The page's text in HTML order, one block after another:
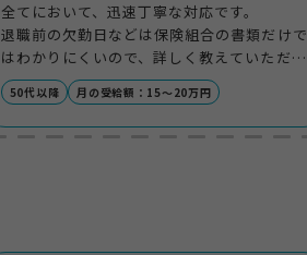
全てにおいて、迅速丁寧な対応です。
退職前の欠勤日などは保険組合の書類だけで
はわかりにくいので、詳しく教えていただき
本当に助かりました。また、提出書類もチェ
ックしてくださるので安心しました。
50代以降 月の受給額：15〜20万円